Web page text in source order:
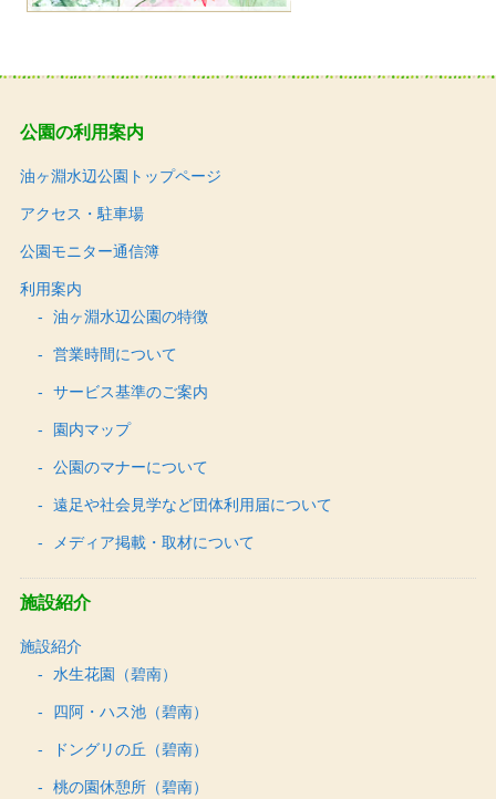
公園の利用案内
油ヶ淵水辺公園トップページ
アクセス・駐車場
公園モニター通信簿
利用案内
油ヶ淵水辺公園の特徴
営業時間について
サービス基準のご案内
園内マップ
公園のマナーについて
遠足や社会見学など団体利用届について
メディア掲載・取材について
施設紹介
施設紹介
水生花園（碧南）
四阿・ハス池（碧南）
ドングリの丘（碧南）
桃の園休憩所（碧南）